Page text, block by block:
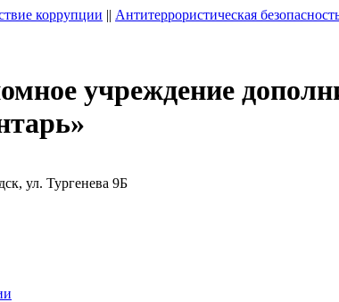
коррупции || Антитеррористическая
учреждение
ул. Тургенева 9Б